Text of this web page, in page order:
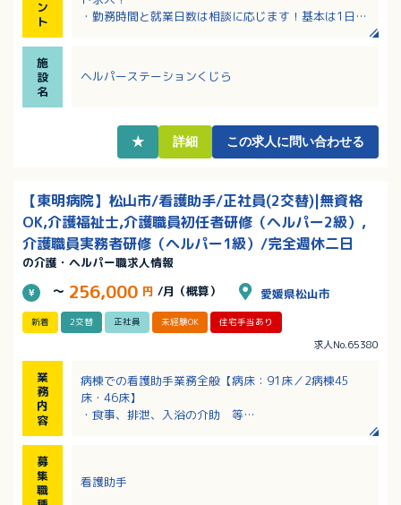
ン
ト
・勤務時間と就業日数は相談に応じます！基本は1日4
事業を展開しているグループです
・研修制度充実！未経験の方もしっかりサポートして
施
設
名
ヘルパーステーションくじら
★ 詳細 この求人に問い合わせる
【東明病院】松山市/看護助手/正社員(2交替)|無資格
OK,介護福祉士,介護職員初任者研修（ヘルパー2級）,
介護職員実務者研修（ヘルパー1級）/完全週休二日
の介護・ヘルパー職求人情報
～ 256,000 円 /月（概算） 愛媛県松山市
新着 2交替 正社員 未経験OK 住宅手当あり
求人No.65380
業
務
内
容
病棟での看護助手業務全般【病床：91床／2病棟45
床・46床】
・食事、排泄、入浴の介助 等
募
集
職
看護助手